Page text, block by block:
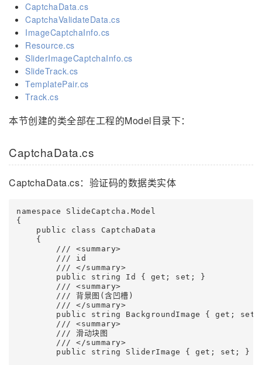
CaptchaData.cs
CaptchaValidateData.cs
ImageCaptchaInfo.cs
Resource.cs
SliderImageCaptchaInfo.cs
SlideTrack.cs
TemplatePair.cs
Track.cs
本节创建的类全部在工程的Model目录下：
CaptchaData.cs
CaptchaData.cs：验证码的数据类实体
namespace SlideCaptcha.Model
{
    public class CaptchaData
    {
        /// <summary>
        /// id
        /// </summary>
        public string Id { get; set; }
        /// <summary>
        /// 背景图(含凹槽)
        /// </summary>
public string BackgroundImage { get; set;
        /// <summary>
        /// 滑动块图
        /// </summary>
        public string SliderImage { get; set; }